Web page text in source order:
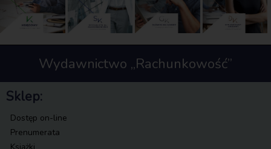
Wydawnictwo „Rachunkowość”
Sklep:
Dostęp on-line
Prenumerata